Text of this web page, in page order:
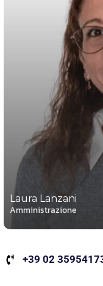
Laura Lanzani
Amministrazione
+39 02